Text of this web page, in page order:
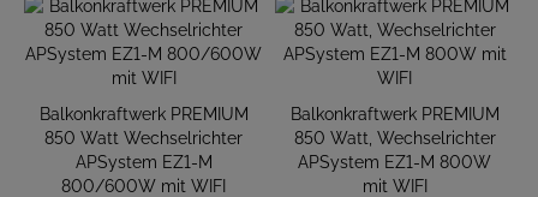
Balkonkraftwerk PREMIUM
850 Watt Wechselrichter
APSystem EZ1-M
800/600W mit WIFI
Balkonkraftwerk PREMIUM
850 Watt, Wechselrichter
APSystem EZ1-M 800W
mit WIFI